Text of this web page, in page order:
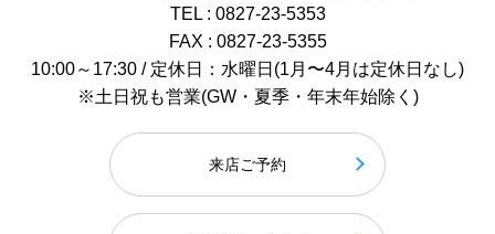
TEL : 0827-23-5353
FAX : 0827-23-5355
10:00～17:30 / 定休日：水曜日(1月〜4月は定休日なし)
※土日祝も営業(GW・夏季・年末年始除く)
来店ご予約